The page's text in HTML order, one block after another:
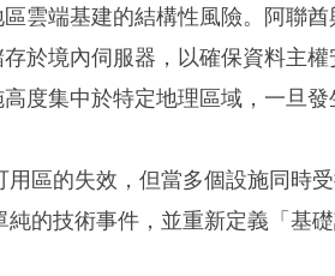
雲端基建的結構性風險。阿聯
於境內伺服器，以確保資料主權
度集中於特定地理區域，一旦
區的失效，但當多個設施同時
的技術事件，並重新定義「基